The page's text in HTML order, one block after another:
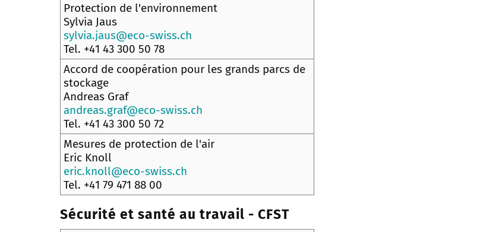
Protection de l'environnement
Sylvia Jaus
sylvia.jaus@eco-swiss.ch
Tel. +41 43 300 50 78
Accord de coopération pour les grands parcs de
stockage
Andreas Graf
andreas.graf@eco-swiss.ch
Tel. +41 43 300 50 72
Mesures de protection de l'air
Eric Knoll
eric.knoll@eco-swiss.ch
Tel. +41 79 471 88 00
Sécurité et santé au travail - CFST